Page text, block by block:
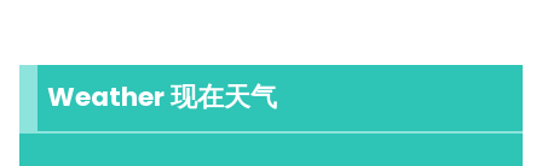
Weather 现在天气